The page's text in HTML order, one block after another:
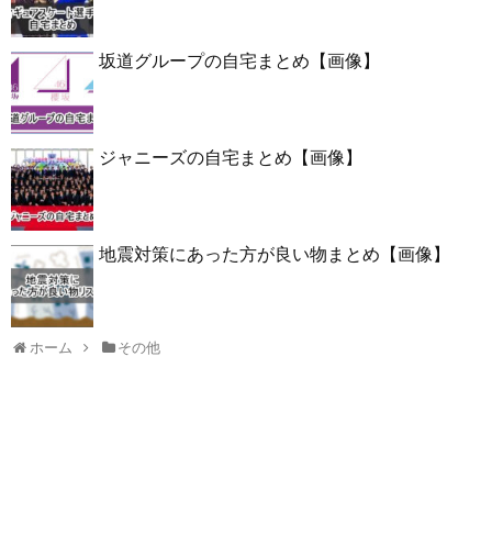
坂道グループの自宅まとめ【画像】
ジャニーズの自宅まとめ【画像】
地震対策にあった方が良い物まとめ【画像】
ホーム その他